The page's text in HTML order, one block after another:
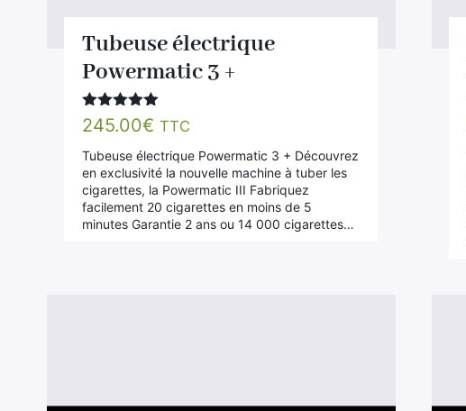
Tubeuse électrique
Powermatic 3 +
Note 4.94
sur 5
245.00€ TTC
Tubeuse électrique Powermatic 3 + Découvrez
en exclusivité la nouvelle machine à tuber les
cigarettes, la Powermatic III Fabriquez
facilement 20 cigarettes en moins de 5
minutes Garantie 2 ans ou 14 000 cigarettes…